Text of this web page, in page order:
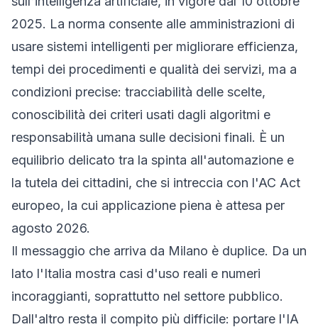
2025. La norma consente alle amministrazioni di
usare sistemi intelligenti per migliorare efficienza,
tempi dei procedimenti e qualità dei servizi, ma a
condizioni precise: tracciabilità delle scelte,
conoscibilità dei criteri usati dagli algoritmi e
responsabilità umana sulle decisioni finali. È un
equilibrio delicato tra la spinta all'automazione e
la tutela dei cittadini, che si intreccia con l'AC Act
europeo, la cui applicazione piena è attesa per
agosto 2026.
Il messaggio che arriva da Milano è duplice. Da un
lato l'Italia mostra casi d'uso reali e numeri
incoraggianti, soprattutto nel settore pubblico.
Dall'altro resta il compito più difficile: portare l'IA